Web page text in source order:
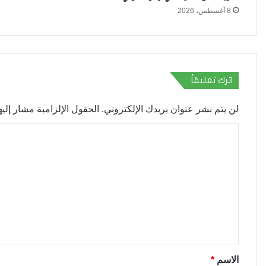
8 أغسطس، 2026
اترك تعليقاً
لن يتم نشر عنوان بريدك الإلكتروني. الحقول الإلزامية مشار
*الاسم *